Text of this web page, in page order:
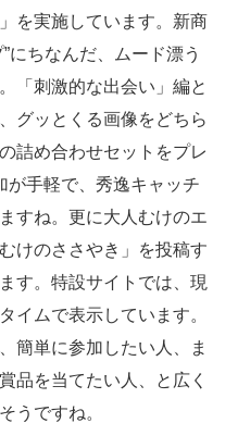
を実施しています。新商
にちなんだ、ムード漂う
「刺激的な出会い」編と
グッとくる画像をどちら
詰め合わせセットをプレ
が手軽で、秀逸キャッチ
すね。更に大人むけのエ
けのささやき」を投稿す
す。特設サイトでは、現
イムで表示しています。
簡単に参加したい人、ま
品を当てたい人、と広く
うですね。